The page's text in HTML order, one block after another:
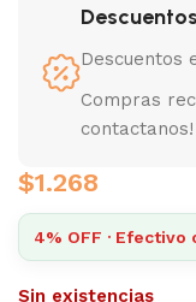
Descuentos
Compras
contactanos!
$1.268
4% OFF ·
Sin existencias